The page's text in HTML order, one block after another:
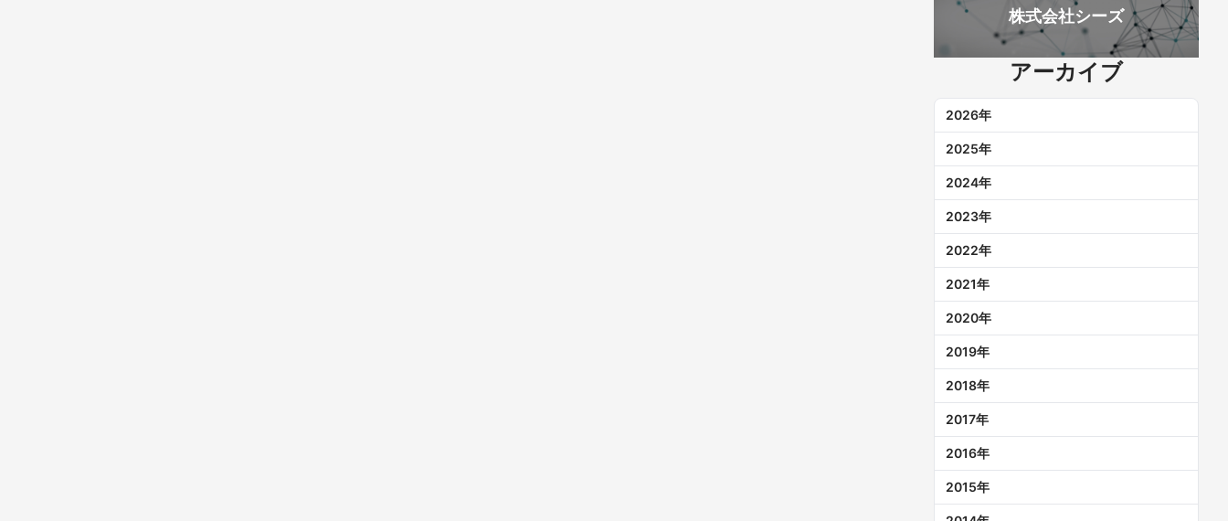
株式会社シーズ
アーカイブ
2026年
2025年
2024年
2023年
2022年
2021年
2020年
2019年
2018年
2017年
2016年
2015年